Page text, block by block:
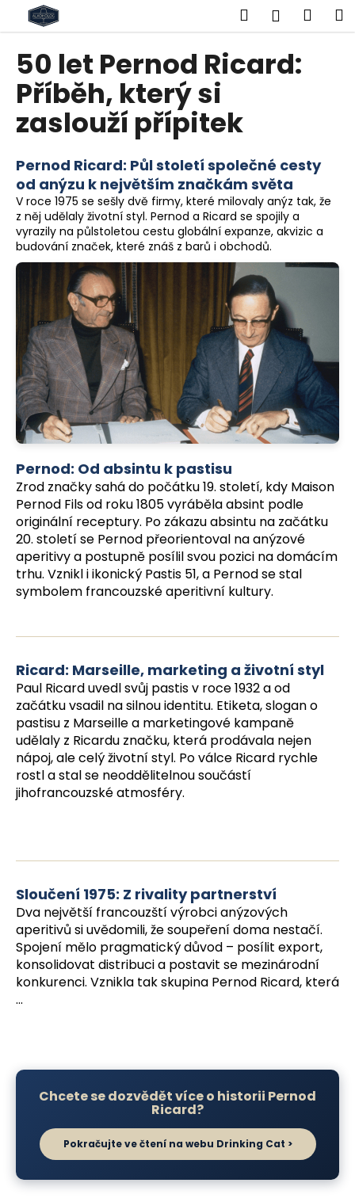
obsah
Hledat
50 let Pernod Ricard:
Příběh, který si
zaslouží přípitek
Pernod Ricard: Půl století společné cesty
od anýzu k největším značkám světa
V roce 1975 se sešly dvě firmy, které milovaly anýz tak, že
z něj udělaly životní styl. Pernod a Ricard se spojily a
vyrazily na půlstoletou cestu globální expanze, akvizic a
budování značek, které znáš z barů i obchodů.
Pernod: Od absintu k pastisu
Zrod značky sahá do počátku 19. století, kdy Maison
Pernod Fils od roku 1805 vyráběla absint podle
originální receptury. Po zákazu absintu na začátku
20. století se Pernod přeorientoval na anýzové
aperitivy a postupně posílil svou pozici na domácím
trhu. Vznikl i ikonický Pastis 51, a Pernod se stal
symbolem francouzské aperitivní kultury.
Ricard: Marseille, marketing a životní styl
Paul Ricard uvedl svůj pastis v roce 1932 a od
začátku vsadil na silnou identitu. Etiketa, slogan o
pastisu z Marseille a marketingové kampaně
udělaly z Ricardu značku, která prodávala nejen
nápoj, ale celý životní styl. Po válce Ricard rychle
rostl a stal se neoddělitelnou součástí
jihofrancouzské atmosféry.
Sloučení 1975: Z rivality partnerství
Dva největší francouzští výrobci anýzových
aperitivů si uvědomili, že soupeření doma nestačí.
Spojení mělo pragmatický důvod – posílit export,
konsolidovat distribuci a postavit se mezinárodní
konkurenci. Vznikla tak skupina Pernod Ricard, která
...
Chcete se dozvědět více o historii Pernod
Ricard?
Pokračujte ve čtení na webu Drinking Cat >
o
C
o
p
t
ř
e
b
u
j
e
t
e
n
a
j
í
t
?
HLEDAT
p
o
r
u
č
u
j
e
m
e